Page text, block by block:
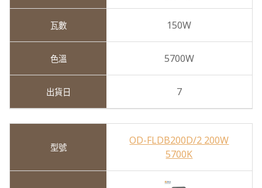
150W
5700W
7
OD-FLDB200D/2 200W
5700K